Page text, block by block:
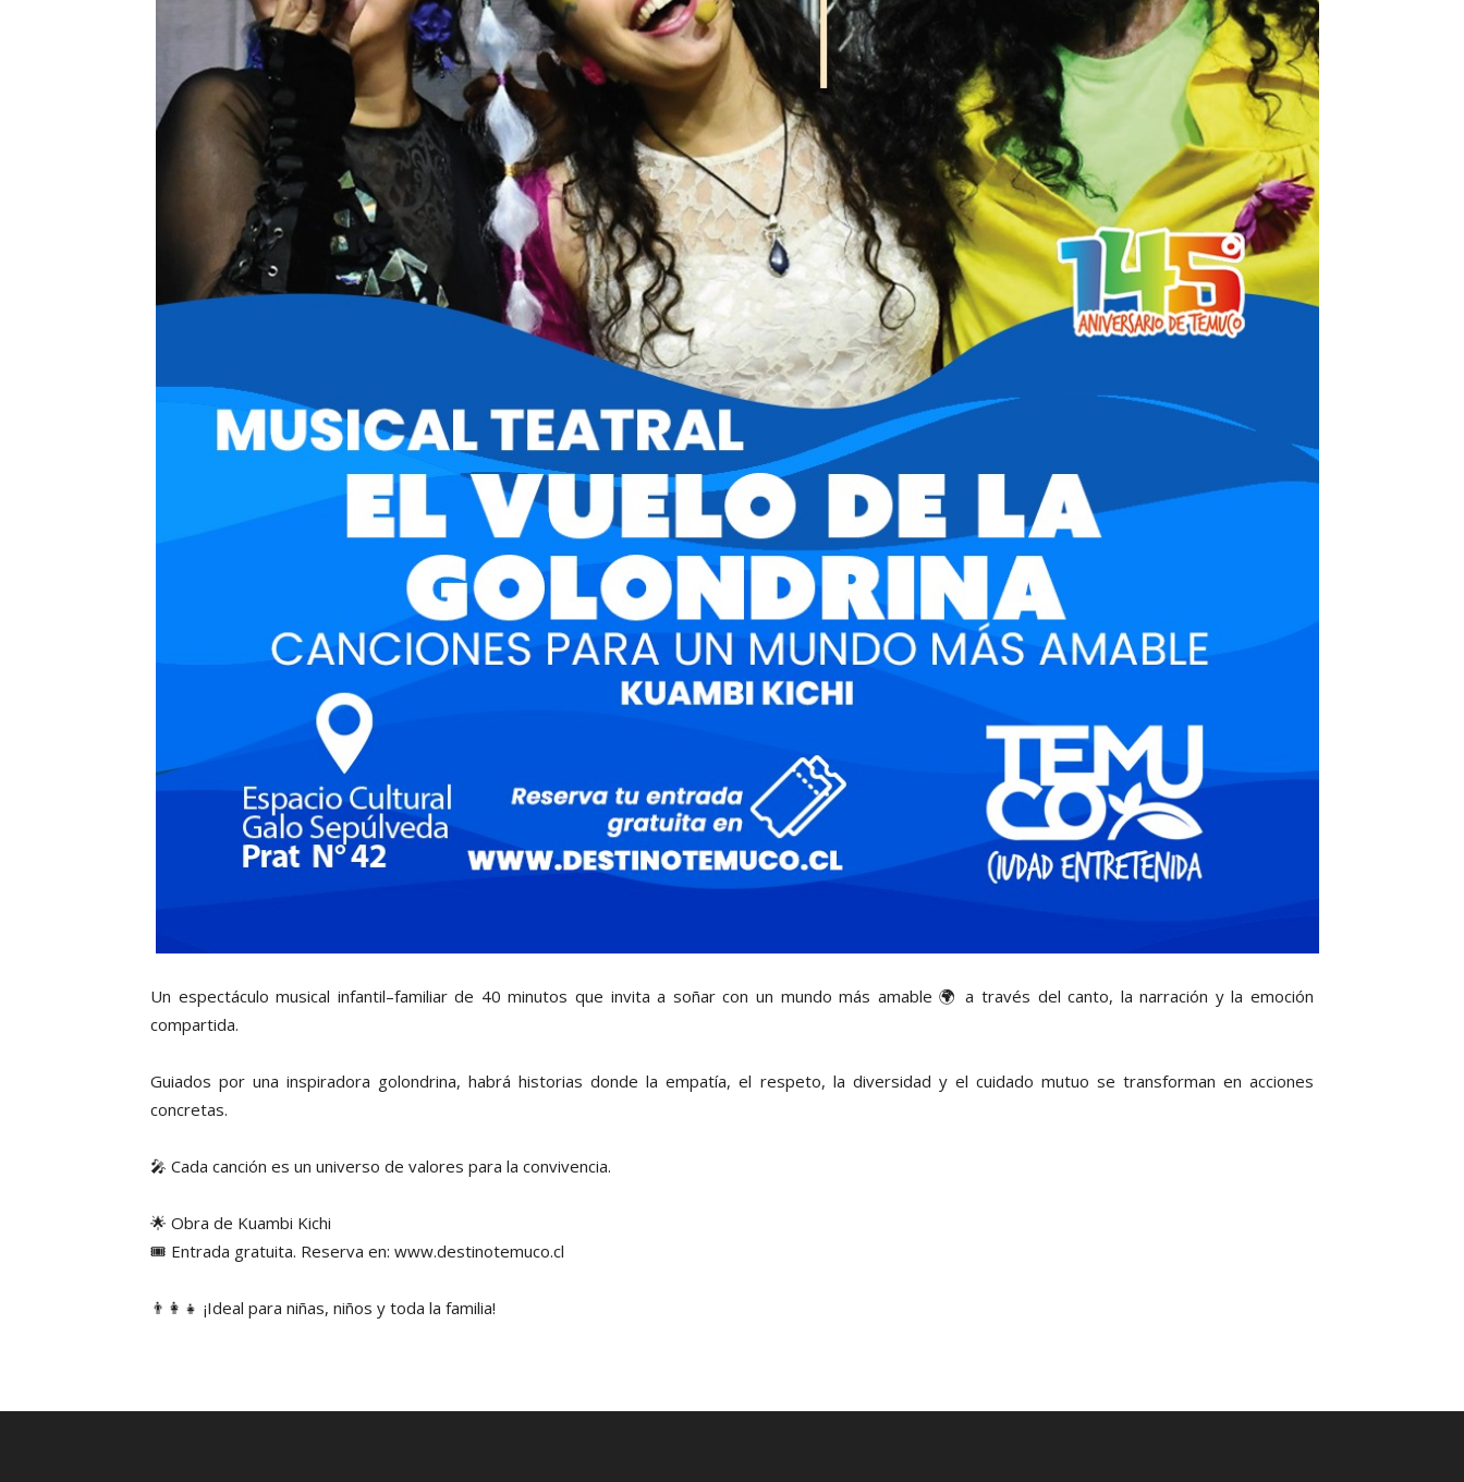
Un espectáculo musical infantil–familiar de 40 minutos que invita a soñar con un mundo más amable 🌍 a través del canto, la narración y la emoción
compartida.
Guiados por una inspiradora golondrina, habrá historias donde la empatía, el respeto, la diversidad y el cuidado mutuo se transforman en acciones
concretas.
🎤 Cada canción es un universo de valores para la convivencia.
🌟 Obra de Kuambi Kichi
🎟️ Entrada gratuita. Reserva en: www.destinotemuco.cl
👨‍👩‍👧 ¡Ideal para niñas, niños y toda la familia!